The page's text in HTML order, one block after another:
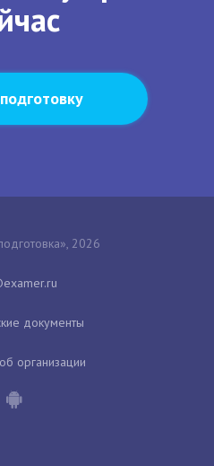
2026
документы
организации